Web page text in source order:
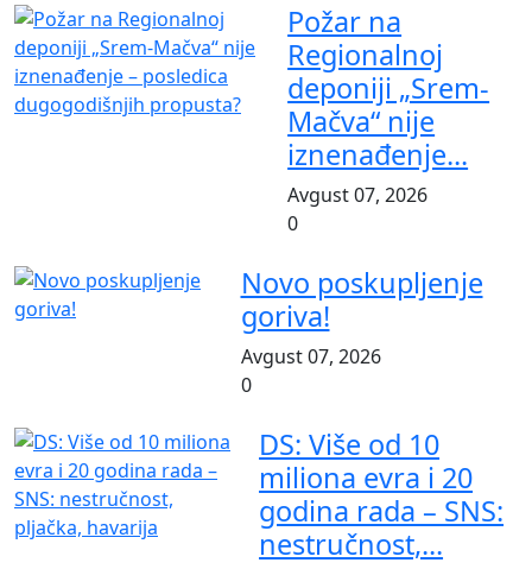
Požar na
Regionalnoj
deponiji „Srem-
Mačva“ nije
iznenađenje...
Avgust 07, 2026
0
Novo poskupljenje
goriva!
Avgust 07, 2026
0
DS: Više od 10
miliona evra i 20
godina rada – SNS:
nestručnost,...